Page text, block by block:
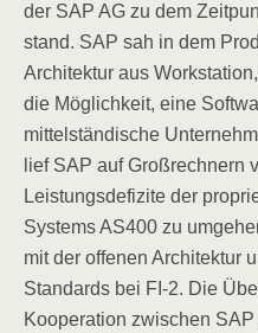
der SAP AG zu dem
stand. SAP sah in dem
Architektur aus
die Möglichkeit, eine
mittelständische
lief SAP auf Großrechnern
Leistungsdefizite der
Systems AS400 zu
mit der offenen Architektur
Standards bei FI-2. Die
Kooperation zwischen